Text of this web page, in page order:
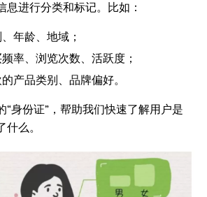
息进行分类和标记。比如：
年龄、地域；
率、浏览次数、活跃度；
产品类别、品牌偏好。
“身份证”，帮助我们快速了解用户是
么。